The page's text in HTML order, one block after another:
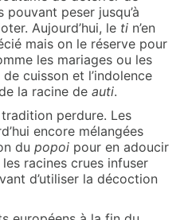
peser jusqu’à
Aujourd’hui, le ti n’en
mais on le réserve pour
les mariages ou les
cuisson et l’indolence
la racine de auti.
perdure. Les
encore mélangées
du popoi pour en adoucir
racines crues infuser
d’utiliser la décoction